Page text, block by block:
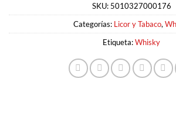
SKU: 5010327000176
Categorías: Licor y Tabaco,
Etiqueta:Whisky